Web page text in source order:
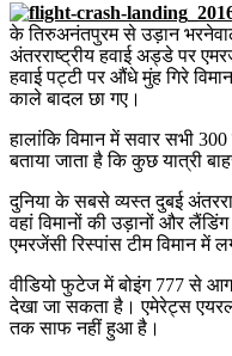
के तिरुअनंतपुरम से उड़ान
अंतरराष्ट्रीय हवाई अड्डे पर
हवाई पट्टी पर औंधे मुंह गिरे
काले बादल छा गए।
हालांकि विमान में सवार सभी
बताया जाता है कि कुछ यात्री
दुनिया के सबसे व्यस्त दुबई
वहां विमानों की उड़ानों और
एमरजेंसी रिस्पांस टीम विमान में
वीडियो फुटेज में बोइंग 777 से
देखा जा सकता है। एमेरेट्स
तक साफ नहीं हुआ है।